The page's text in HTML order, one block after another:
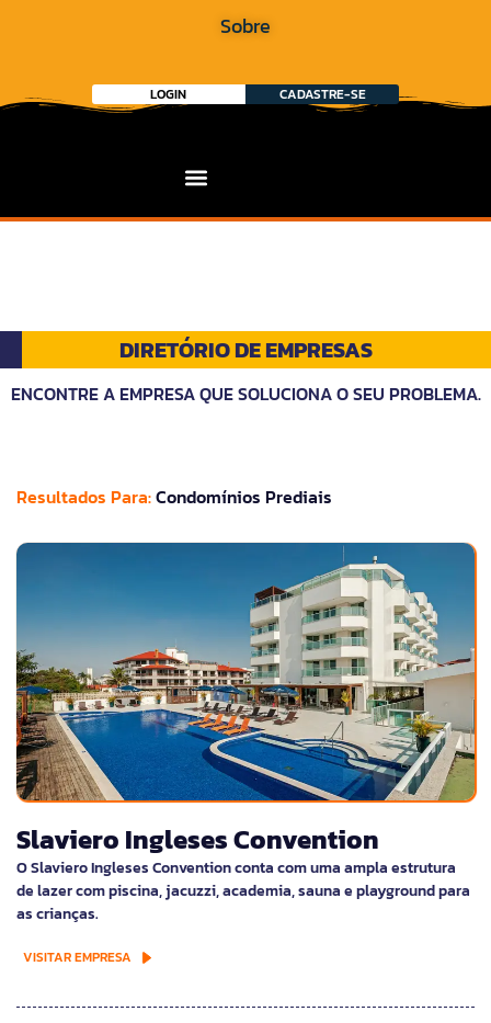
Sobre
LOGIN CADASTRE-SE
DIRETÓRIO DE EMPRESAS
ENCONTRE A EMPRESA QUE SOLUCIONA O SEU PROBLEMA.
Resultados Para:Condomínios Prediais
Slaviero Ingleses Convention
O Slaviero Ingleses Convention conta com uma ampla estrutura
de lazer com piscina, jacuzzi, academia, sauna e playground para
as crianças.
VISITAR EMPRESA